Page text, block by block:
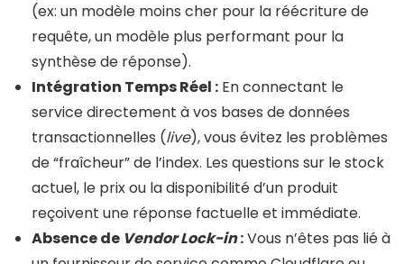
(ex: un modèle moins cher pour la réécriture de
requête, un modèle plus performant pour la
synthèse de réponse).
Intégration Temps Réel : En connectant le
service directement à vos bases de données
transactionnelles (live), vous évitez les problèmes
de “fraîcheur” de l’index. Les questions sur le stock
actuel, le prix ou la disponibilité d’un produit
reçoivent une réponse factuelle et immédiate.
Absence de Vendor Lock-in:Vous n’êtes pas lié à